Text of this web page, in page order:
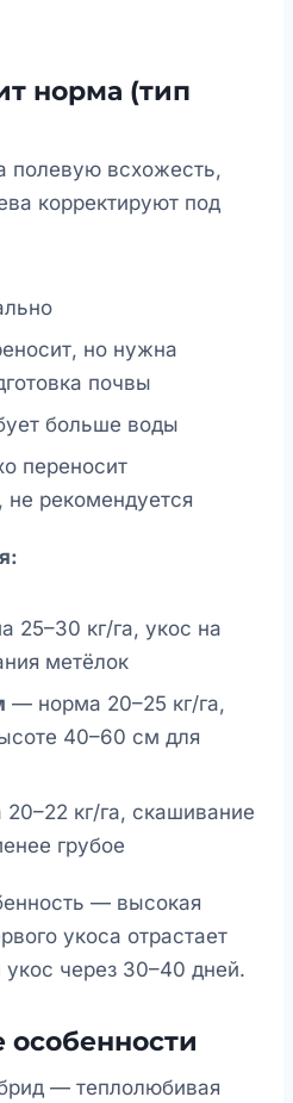
норма (тип
полевую всхожесть,
корректируют под
но нужна
почвы
больше воды
переносит
рекомендуется
25–30 кг/га, укос на
метёлок
— норма 20–25 кг/га,
40–60 см для
кг/га, скашивание
грубое
— высокая
укоса отрастает
укос через 30–40 дней.
особенности
— теплолюбивая